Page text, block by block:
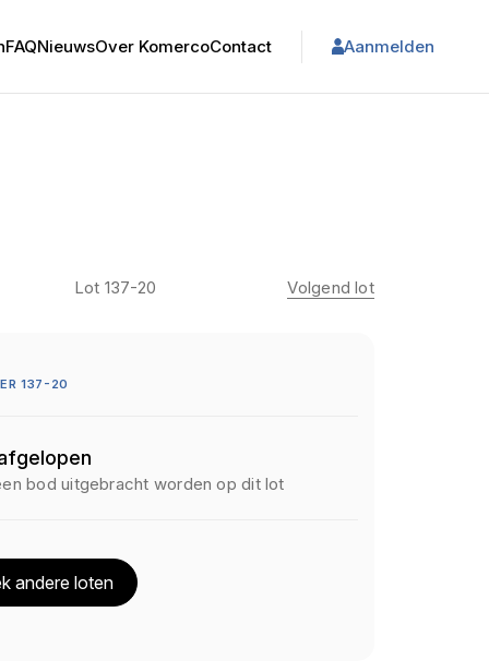
FAQNieuwsOver KomercoContact Aanmelden
Lot 137-20 Volgend lot
137-20
bod uitgebracht worden op dit lot
andere loten